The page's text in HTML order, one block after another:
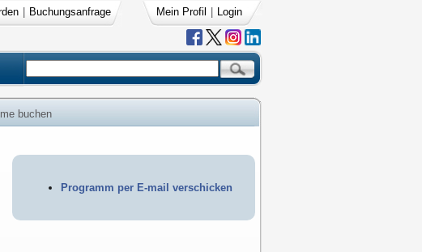
Buchungsanfrage Mein Profil Login
buchen
Programm per E-mail verschicken